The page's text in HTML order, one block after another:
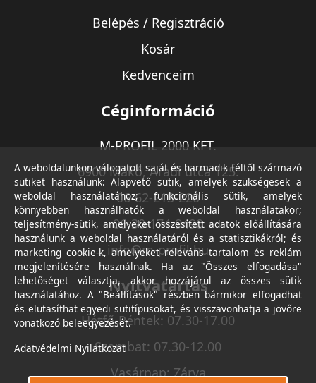
Belépés / Regisztráció
Kosár
Kedvenceim
Céginformáció
M-PROFIL 2000 KFT.
6900 Makó, Aradi utca 125.
06-62-213-220
06-30-174-9490
info@m-profil.hu
Nyitvatartás
Hétfő-Péntek: 07.30-17.00
Szombat: 07.30-12.00
Vasárnap: Zárva
A weboldalunkon válogatott saját és harmadik féltől származó
sütiket használunk: Alapvető sütik, amelyek szükségesek a
weboldal használatához; funkcionális sütik, amelyek
könnyebben használhatók a weboldal használatakor;
teljesítmény-sütik, amelyeket összesített adatok előállítására
használunk a weboldal használatáról és a statisztikákról; és
marketing cookie-k, amelyeket releváns tartalom és reklám
megjelenítésére használnak. Ha az "Összes elfogadása"
lehetőséget választja, akkor hozzájárul az összes sütik
használatához. A "Beállítások" részben bármikor elfogadhat
és elutasíthat egyedi sütitípusokat, és visszavonhatja a jövőre
vonatkozó beleegyezését.
Adatvédelmi Nyilatkozat